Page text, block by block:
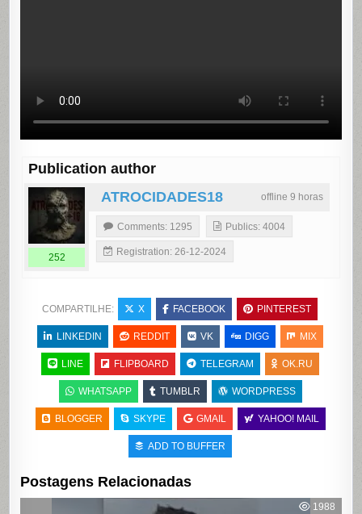
Publication author
offline 9 horas
ATROCIDADES18
252
Comments: 1295 Publics: 4004
Registration: 26-12-2024
COMPARTILHE: X FACEBOOK PINTEREST
LINKEDIN REDDIT VK DIGG MIX
LINE FLIPBOARD TELEGRAM OK.RU
WHATSAPP TUMBLR WORDPRESS
BLOGGER SKYPE GMAIL YAHOO! MAIL
ADD TO BUFFER
Postagens Relacionadas
1988